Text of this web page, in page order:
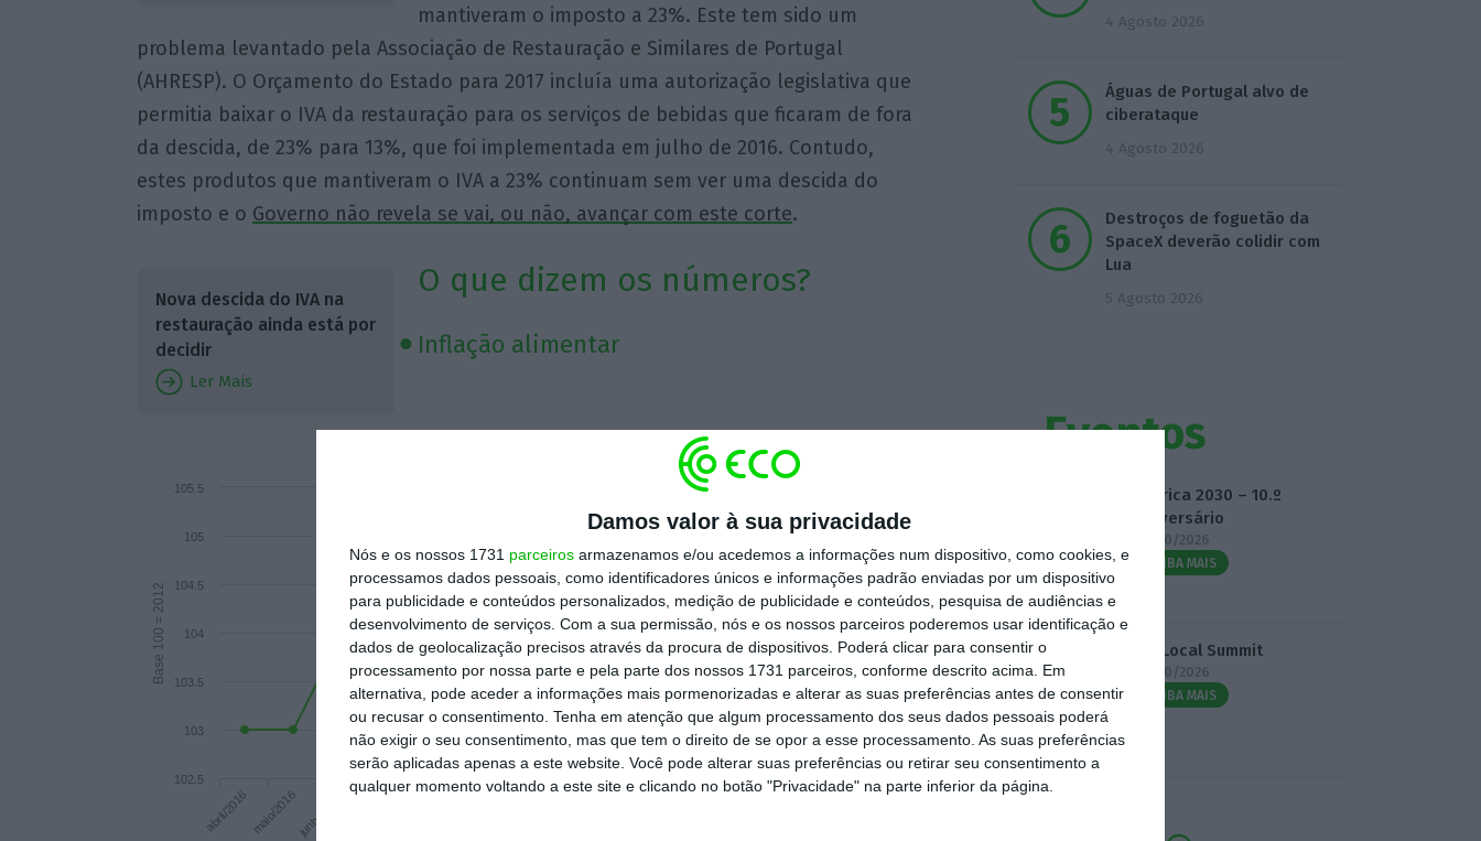
Damos valor à sua privacidade
Nós e os nossos 1731 parceiros armazenamos e/ou acedemos a informações num dispositivo, como cookies, e
processamos dados pessoais, como identificadores únicos e informações padrão enviadas por um dispositivo
para publicidade e conteúdos personalizados, medição de publicidade e conteúdos, pesquisa de audiências e
desenvolvimento de serviços. Com a sua permissão, nós e os nossos parceiros poderemos usar identificação e
dados de geolocalização precisos através da procura de dispositivos. Poderá clicar para consentir o
processamento por nossa parte e pela parte dos nossos 1731 parceiros, conforme descrito acima. Em
alternativa, pode aceder a informações mais pormenorizadas e alterar as suas preferências antes de consentir
ou recusar o consentimento. Tenha em atenção que algum processamento dos seus dados pessoais poderá
não exigir o seu consentimento, mas que tem o direito de se opor a esse processamento. As suas preferências
serão aplicadas apenas a este website. Você pode alterar suas preferências ou retirar seu consentimento a
qualquer momento voltando a este site e clicando no botão "Privacidade" na parte inferior da página.
mantiveram o imposto a 23%. Este tem sido um
problema levantado pela Associação de Restauração e Similares de Portugal
(AHRESP). O Orçamento do Estado para 2017 incluía uma autorização legislativa que
permitia baixar o IVA da restauração para os serviços de bebidas que ficaram de fora
da descida, de 23% para 13%, que foi implementada em julho de 2016. Contudo,
estes produtos que mantiveram o IVA a 23% continuam sem ver uma descida do
imposto e o Governo não revela se vai, ou não, avançar com este corte.
Nova descida do IVA na
restauração ainda está por
decidir
Ler Mais
O que dizem os números?
Inflação alimentar
Base 100 = 2012
abril/2016 maio/2016junho/2016
102.5
103
103.5
104
104.5
105
105.5
4 Agosto 2026
Águas de Portugal alvo de
ciberataque
4 Agosto 2026
Destroços de foguetão da
SpaceX deverão colidir com
Lua
5 Agosto 2026
Eventos
Fábrica 2030 – 10.º
Aniversário
14/10/2026
SAIBA MAIS
3.º Local Summit
07/10/2026
SAIBA MAIS